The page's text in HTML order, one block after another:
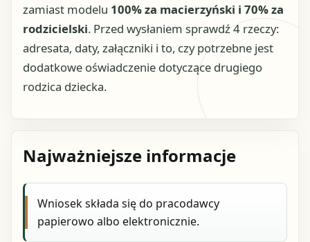
zamiast modelu 100% za macierzyński i 70% za
rodzicielski. Przed wysłaniem sprawdź 4 rzeczy:
adresata, daty, załączniki i to, czy potrzebne jest
dodatkowe oświadczenie dotyczące drugiego
rodzica dziecka.
Najważniejsze informacje
Wniosek składa się do pracodawcy
papierowo albo elektronicznie.